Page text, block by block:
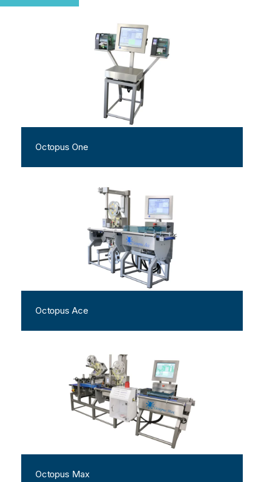
Octopus One
Octopus Ace
Octopus Max